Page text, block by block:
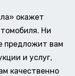
окажет
Ни
предложит вам
и услуг,
качественно